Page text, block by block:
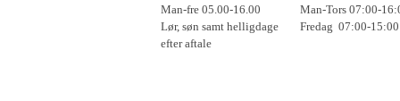
Man-fre 05.00-16.00
Lør, søn samt helligdage
efter aftale
Man-Tors 07:00-
Fredag 07:00-15:00